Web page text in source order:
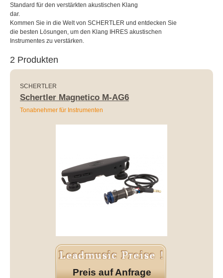
Standard für den verstärkten akustischen Klang
dar.
Kommen Sie in die Welt von SCHERTLER und entdecken Sie
die besten Lösungen, um den Klang IHRES akustischen
Instrumentes zu verstärken.
2 Produkten
SCHERTLER
Schertler Magnetico M-AG6
Tonabnehmer für Instrumenten
Preis auf Anfrage